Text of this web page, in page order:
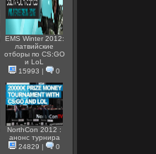
EMS Winter 2012:
латвийские
отборы по CS:GO
и LoL
15993 | 0
NorthCon 2012 :
анонс турнира
24829 | 0